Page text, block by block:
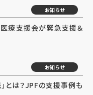
お知らせ
療支援会が緊急支援＆
お知らせ
とは？JPFの支援事例も